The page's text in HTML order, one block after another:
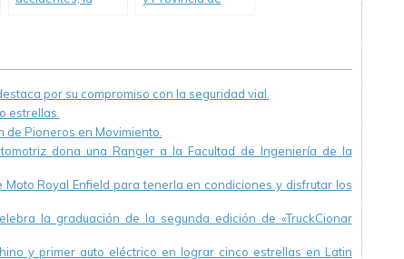
Sedronarpor su compromiso con la seguridad vial.
estrellas.
Pioneros en Movimiento.
dona una Ranger a la Facultad de Ingeniería de la
Royal Enfield para tenerla en condiciones y disfrutar los
la graduación de la segunda edición de «TruckCionar
y primer auto eléctrico en lograr cinco estrellas en Latin